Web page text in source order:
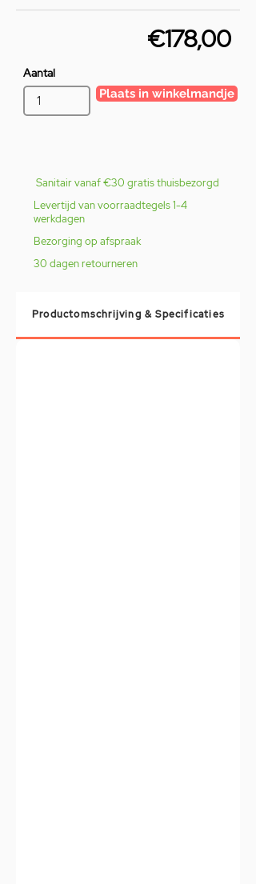
€178,00
Aantal
Plaats in winkelmandje
Sanitair vanaf €30 gratis thuisbezorgd
Levertijd van voorraadtegels 1-4
werkdagen
Bezorging op afspraak
30 dagen retourneren
Productomschrijving & Specificaties